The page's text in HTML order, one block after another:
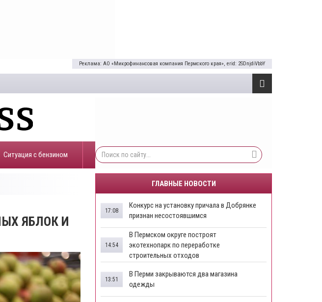
Реклама: АО «Микрофинансовая компания Пермского края», erid: 2SDnjdiVbbY
​Ситуация с бензином
ЯБЛОК И
ГЛАВНЫЕ НОВОСТИ
Конкурс на установку причала в Добрянке
признан несостоявшимся
17:08
В Пермском округе построят
экотехнопарк по переработке
строительных отходов
14:54
В Перми закрываются два магазина
одежды
13:51